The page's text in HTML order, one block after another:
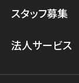
スマホスピ
スタッフ募集
法人サービス